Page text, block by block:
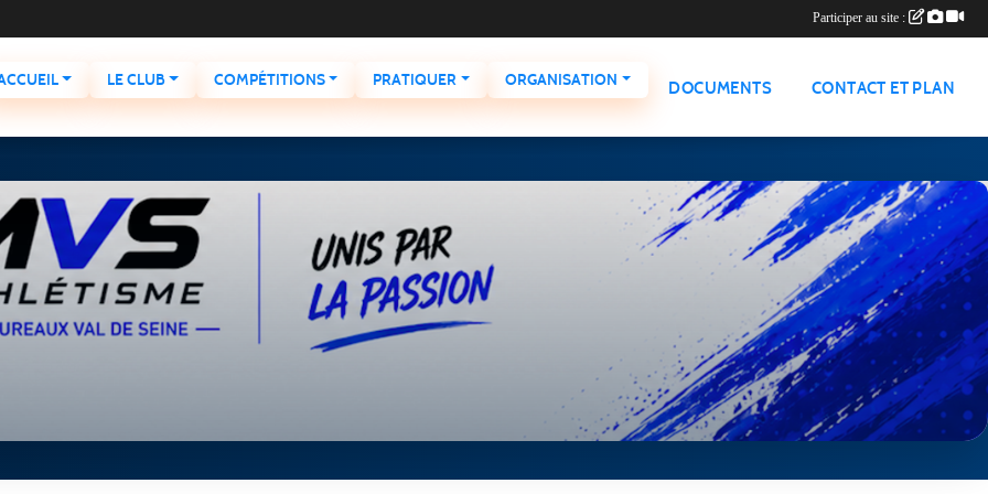
LE CLUB COMPÉTITIONS PRATIQUER ORGANISATION DOCUMENTS CONTACT ET PLAN
Participer au site :